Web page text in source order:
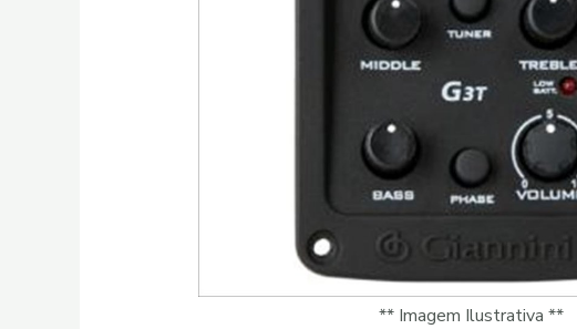
** Imagem Ilustrativa **